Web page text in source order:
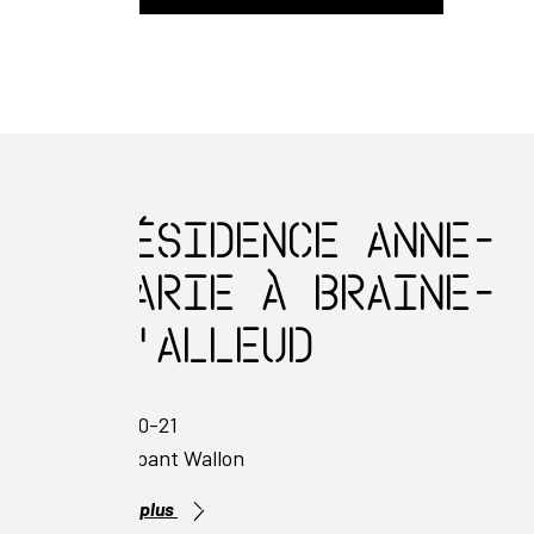
Résidence Anne-
Marie à Braine-
l'Alleud
2020-21
Brabant Wallon
Lire plus